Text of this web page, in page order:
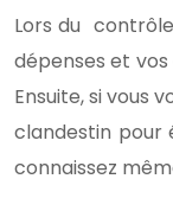
Lors du
dépenses et
Ensuite, si vous
clandestin pour
connaissez